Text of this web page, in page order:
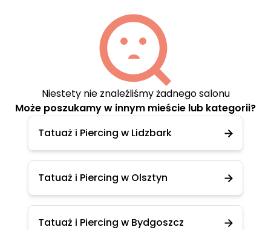
Niestety nie znaleźliśmy żadnego salonu
Może poszukamy w innym mieście lub kategorii?
Tatuaż i Piercing w Lidzbark
Tatuaż i Piercing w Olsztyn
Tatuaż i Piercing w Bydgoszcz